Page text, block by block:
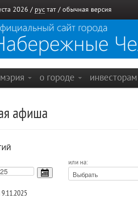
2026 / рус тат / обычная версия
мэрия о городе инвесторам
афиша
или на: